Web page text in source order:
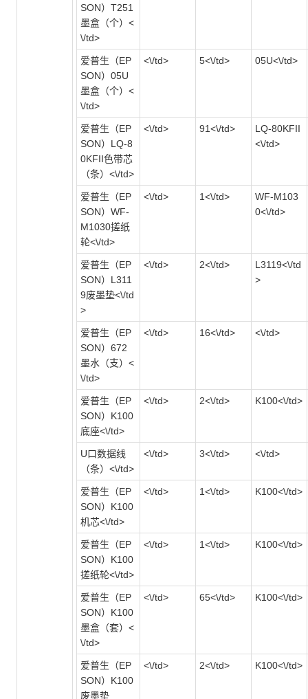
SON）T251
墨盒（个）<
\/td>
爱普生（EP
SON）05U
墨盒（个）<
\/td>
<\/td> 5<\/td> 05U<\/td>
爱普生（EP
SON）LQ-8
0KFII色带芯
（条）<\/td>
<\/td> 91<\/td>
LQ-80KFII
<\/td>
爱普生（EP
SON）WF-
M1030搓纸
轮<\/td>
<\/td> 1<\/td>
WF-M103
0<\/td>
爱普生（EP
SON）L311
9废墨垫<\/td
>
<\/td> 2<\/td>
L3119<\/td
>
爱普生（EP
SON）672
墨水（支）<
\/td>
<\/td> 16<\/td> <\/td>
爱普生（EP
SON）K100
底座<\/td>
<\/td> 2<\/td> K100<\/td>
U口数据线
（条）<\/td>
<\/td> 3<\/td> <\/td>
爱普生（EP
SON）K100
机芯<\/td>
<\/td> 1<\/td> K100<\/td>
爱普生（EP
SON）K100
搓纸轮<\/td>
<\/td> 1<\/td> K100<\/td>
爱普生（EP
SON）K100
墨盒（套）<
\/td>
<\/td> 65<\/td> K100<\/td>
爱普生（EP
SON）K100
废墨垫
<\/td> 2<\/td> K100<\/td>